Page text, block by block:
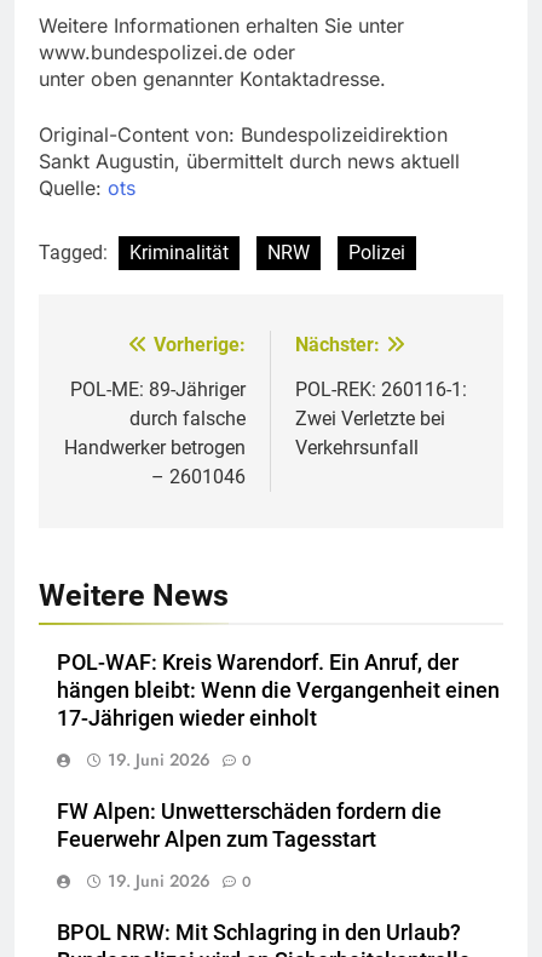
Weitere Informationen erhalten Sie unter
www.bundespolizei.de oder
unter oben genannter Kontaktadresse.
Original-Content von: Bundespolizeidirektion
Sankt Augustin, übermittelt durch news aktuell
Quelle: ots
Tagged: Kriminalität NRW Polizei
Beitragsnavigation
Vorherige:
POL-ME: 89-Jähriger
durch falsche
Handwerker betrogen
– 2601046
Nächster:
POL-REK: 260116-1:
Zwei Verletzte bei
Verkehrsunfall
Weitere News
POL-WAF: Kreis Warendorf. Ein Anruf, der
hängen bleibt: Wenn die Vergangenheit einen
17-Jährigen wieder einholt
19. Juni 2026
0
FW Alpen: Unwetterschäden fordern die
Feuerwehr Alpen zum Tagesstart
19. Juni 2026
0
BPOL NRW: Mit Schlagring in den Urlaub?